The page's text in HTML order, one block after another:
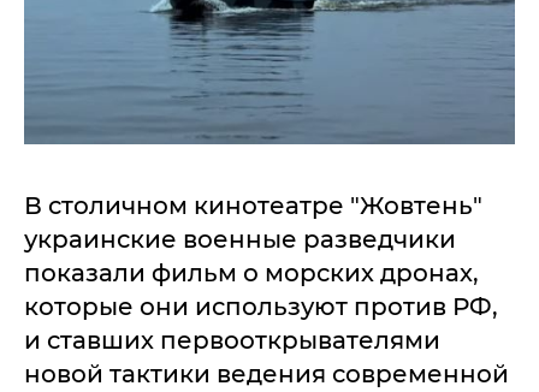
В столичном кинотеатре "Жовтень"
украинские военные разведчики
показали фильм о морских дронах,
которые они используют против РФ,
и ставших первооткрывателями
новой тактики ведения современной